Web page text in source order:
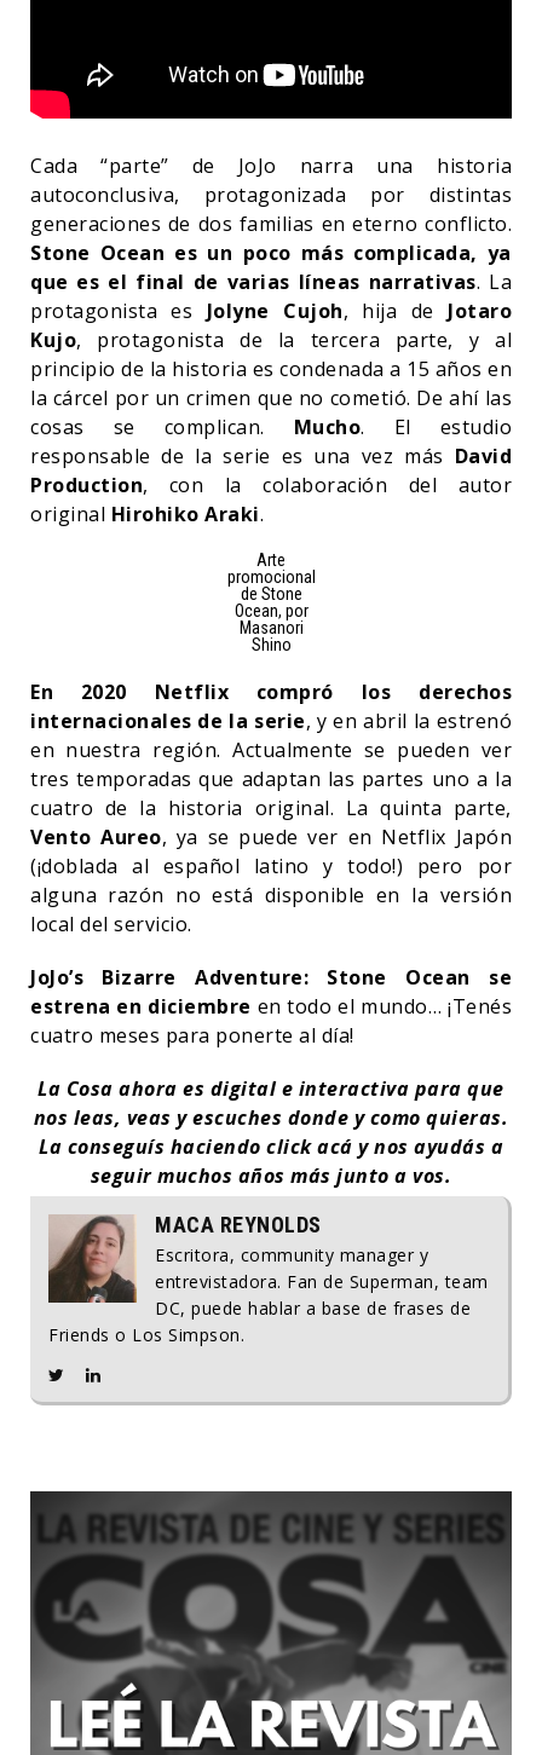
Cada “parte” de JoJo narra una historia
autoconclusiva, protagonizada por distintas
generaciones de dos familias en eterno conflicto.
Stone Ocean es un poco más complicada, ya
que es el final de varias líneas narrativas. La
protagonista es Jolyne Cujoh, hija de Jotaro
Kujo, protagonista de la tercera parte, y al
principio de la historia es condenada a 15 años en
la cárcel por un crimen que no cometió. De ahí las
cosas se complican. Mucho. El estudio
responsable de la serie es una vez más David
Production, con la colaboración del autor
original Hirohiko Araki.
Arte
promocional
de Stone
Ocean, por
Masanori
Shino
En 2020 Netflix compró los derechos
internacionales de la serie, y en abril la estrenó
en nuestra región. Actualmente se pueden ver
tres temporadas que adaptan las partes uno a la
cuatro de la historia original. La quinta parte,
Vento Aureo, ya se puede ver en Netflix Japón
(¡doblada al español latino y todo!) pero por
alguna razón no está disponible en la versión
local del servicio.
JoJo’s Bizarre Adventure: Stone Ocean se
estrena en diciembre en todo el mundo… ¡Tenés
cuatro meses para ponerte al día!
La Cosa ahora es digital e interactiva para que
nos leas, veas y escuches donde y como quieras.
La conseguís haciendo click acá y nos ayudás a
seguir muchos años más junto a vos.
MACA REYNOLDS
Escritora, community manager y
entrevistadora. Fan de Superman, team
DC, puede hablar a base de frases de
Friends o Los Simpson.